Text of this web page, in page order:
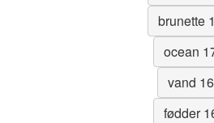
brunette
ocean
vand
fødder